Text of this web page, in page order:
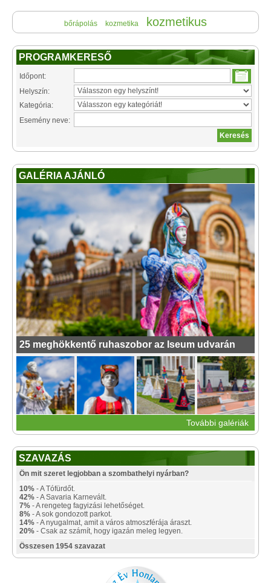
bőrápolás kozmetika kozmetikus
PROGRAMKERESŐ
Időpont:
Helyszín:
Kategória:
Esemény neve:
GALÉRIA AJÁNLÓ
25 meghökkentő ruhaszobor az Iseum udvarán
További galériák
SZAVAZÁS
Ön mit szeret legjobban a szombathelyi nyárban?
10% - A Tófürdőt.
42% - A Savaria Karnevált.
7% - A rengeteg fagyizási lehetőséget.
8% - A sok gondozott parkot.
14% - A nyugalmat, amit a város atmoszférája áraszt.
20% - Csak az számít, hogy igazán meleg legyen.
Összesen 1954 szavazat